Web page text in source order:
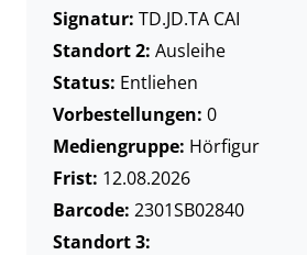
Signatur: TD.JD.TA CAI
Standort 2: Ausleihe
Status: Entliehen
Vorbestellungen: 0
Mediengruppe: Hörfigur
Frist: 12.08.2026
Barcode: 2301SB02840
Standort 3: